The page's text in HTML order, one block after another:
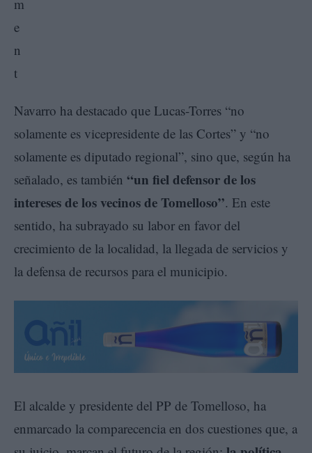
Navarro ha destacado que Lucas-Torres “no
solamente es vicepresidente de las Cortes” y “no
solamente es diputado regional”, sino que, según ha
señalado, es también “un fiel defensor de los
intereses de los vecinos de Tomelloso”. En este
sentido, ha subrayado su labor en favor del
crecimiento de la localidad, la llegada de servicios y
la defensa de recursos para el municipio.
El alcalde y presidente del PP de Tomelloso, ha
enmarcado la comparecencia en dos cuestiones que, a